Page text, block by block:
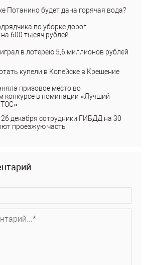
Потанино будет дана горячая вода?
по уборке дорог
600 тысяч рублей
в лотерею 5,6 миллионов рублей
купели в Копейске в Крещение
призовое место во
конкурсе в номинации «Лучший
ТОС»
декабря сотрудники ГИБДД на 30
проезжую часть